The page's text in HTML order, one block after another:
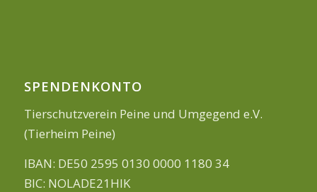
SPENDENKONTO
Tierschutzverein Peine und Umgegend e.V.
(Tierheim Peine)
IBAN: DE50 2595 0130 0000 1180 34
BIC: NOLADE21HIK